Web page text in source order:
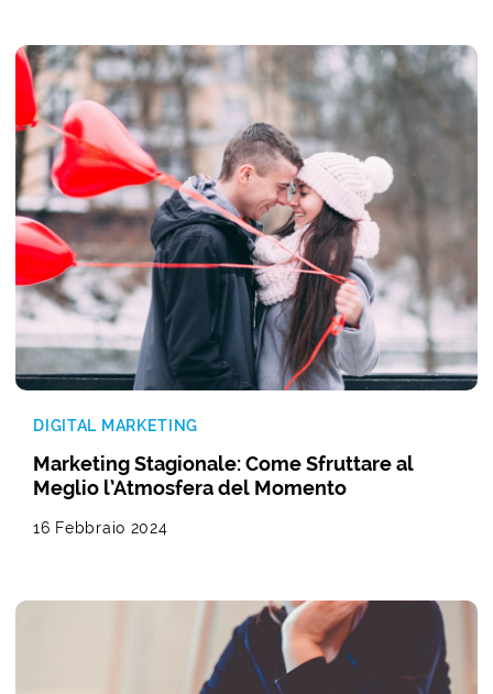
DIGITAL MARKETING
Marketing Stagionale: Come Sfruttare al
Meglio l’Atmosfera del Momento
16 Febbraio 2024